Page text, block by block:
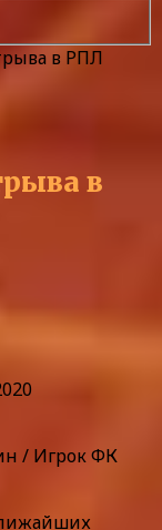
в РПЛ
в
/ Игрок ФК